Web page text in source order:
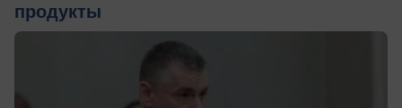
продукты